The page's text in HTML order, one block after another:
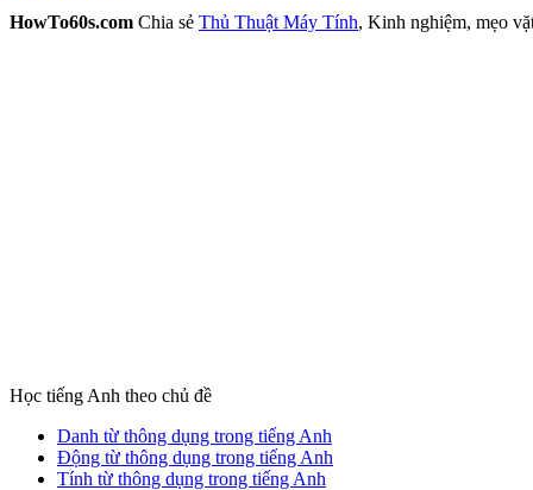
HowTo60s.com Chia sẻ Thủ Thuật Máy Tính, Kinh nghiệm, mẹo
Học tiếng Anh theo chủ đề
Danh từ thông dụng trong tiếng Anh
Động từ thông dụng trong tiếng Anh
Tính từ thông dụng trong tiếng Anh